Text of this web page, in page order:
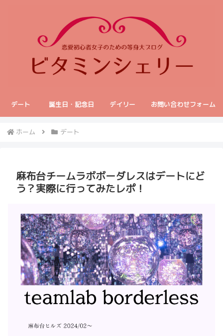
デート 誕生日・記念日 デイリー お問い合わせフォーム
ホーム デート
麻布台チームラボボーダレスはデートにど
う？実際に行ってみたレポ！